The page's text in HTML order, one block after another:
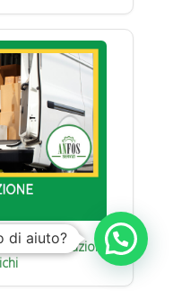
: Movimentazione
di aiuto?